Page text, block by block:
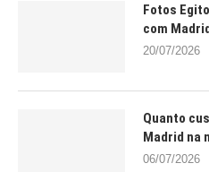
Fotos
com
20/07/2026
Quanto
Madrid na
06/07/2026